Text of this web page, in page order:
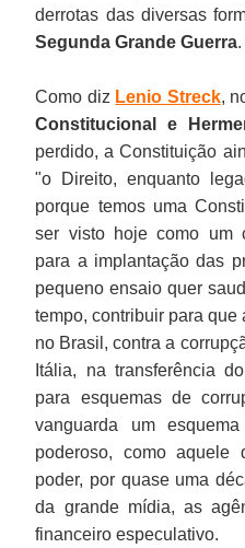
derrotas das diversas
Segunda Grande Guerra.
Como diz Lenio Streck,
Constitucional e
perdido, a Constituição
"o Direito, enquanto
porque temos uma
ser visto hoje como um
para a implantação das
pequeno ensaio quer
tempo, contribuir para
no Brasil, contra a
Itália, na transferência
para esquemas de
vanguarda um
poderoso, como aquele
poder, por quase uma
da grande mídia, as
financeiro especulativo.